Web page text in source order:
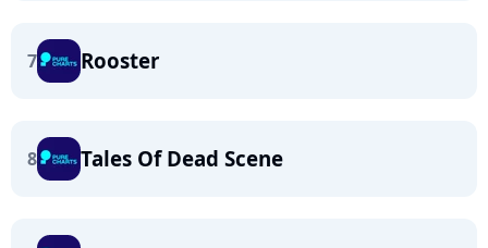
7 Rooster
8 Tales Of Dead Scene